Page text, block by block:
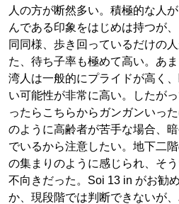
人の方が断然多い。積極的な人
んである印象をはじめは持つが
同同様、歩き回っているだけの
た、待ち子率も極めて高い。あ
湾人は一般的にプライドが高く
い可能性が非常に高い。したが
ったらこちらからガンガンいっ
のように高齢者が苦手な場合、
でいるから注意したい。地下二
の集まりのように感じられ、そ
不向きだった。Soi 13 in がお勧
か、現段階では判断できないが